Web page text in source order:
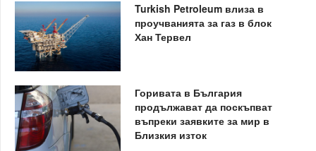
Turkish Petroleum влиза в
проучванията за газ в блок
Хан Тервел
Горивата в България
продължават да поскъпват
въпреки заявките за мир в
Близкия изток